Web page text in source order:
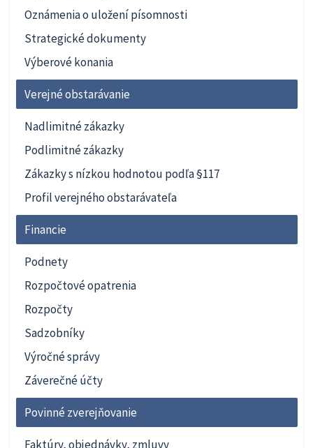
Oznámenia o uložení písomnosti
Strategické dokumenty
Výberové konania
Verejné obstarávanie
Nadlimitné zákazky
Podlimitné zákazky
Zákazky s nízkou hodnotou podľa §117
Profil verejného obstarávateľa
Financie
Podnety
Rozpočtové opatrenia
Rozpočty
Sadzobníky
Výročné správy
Záverečné účty
Povinné zverejňovanie
Faktúry, objednávky, zmluvy